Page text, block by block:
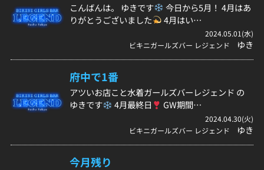
こんばんは。 ゆきです
今日から5月！ 4月はあ
りがとうございました
4月はい…
2024.05.01(水)
ビキニガールズバー レジェンド
ゆき
府中で1番
アツいお店こと水着ガールズバーレジェンド の
ゆきです
4月最終日 GW期間…
2024.04.30(火)
ビキニガールズバー レジェンド
ゆき
今月残り